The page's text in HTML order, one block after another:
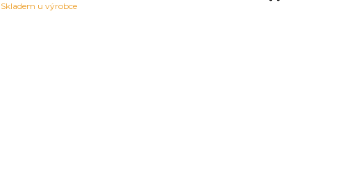
Skladem u výrobce